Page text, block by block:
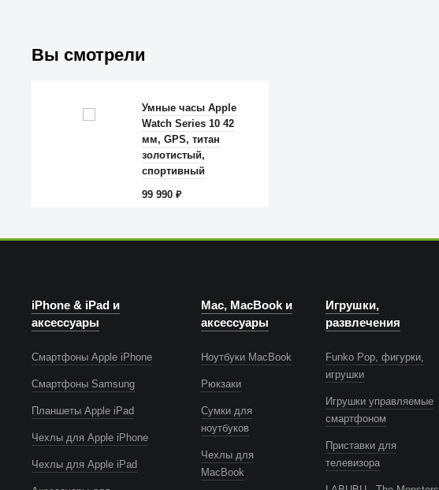
Вы смотрели
Умные часы Apple
Watch Series 10 42
мм, GPS, титан
золотистый,
спортивный
99 990₽
iPhone & iPad и
аксессуары
Смартфоны Apple iPhone
Смартфоны Samsung
Планшеты Apple iPad
Чехлы для Apple iPhone
Чехлы для Apple iPad
Mac, MacBook и
аксессуары
Ноутбуки MacBook
Рюкзаки
Сумки для
ноутбуков
Чехлы для
MacBook
Игрушки,
развлечения
Funko Pop, фигурки,
игрушки
Игрушки управляемые
смартфоном
Приставки для
телевизора